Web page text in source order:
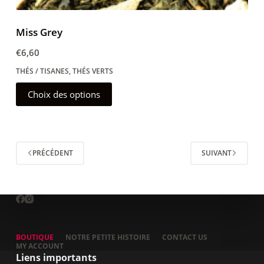
Miss Grey
€6,60
THÉS / TISANES,THÉS VERTS
Choix des options
produit
variations.
peuvent
choisies
sur
PRÉCÉDENT SUIVANT
BOUTIQUE NOTRE PETITE HISTOIRE
CONTACT US
MY ACCOUNT
Liens importants